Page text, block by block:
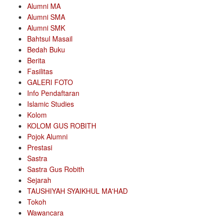
Alumni MA
Alumni SMA
Alumni SMK
Bahtsul Masail
Bedah Buku
Berita
Fasilitas
GALERI FOTO
Info Pendaftaran
Islamic Studies
Kolom
KOLOM GUS ROBITH
Pojok Alumni
Prestasi
Sastra
Sastra Gus Robith
Sejarah
TAUSHIYAH SYAIKHUL MA'HAD
Tokoh
Wawancara